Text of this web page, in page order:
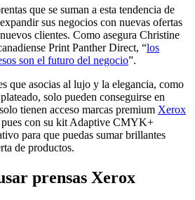
que se suman a esta tendencia de
sus negocios con nuevas ofertas
clientes. Como asegura Christine
Print Panther Direct, “los
son el futuro del negocio”.
que asocias al lujo y la elegancia, como
solo pueden conseguirse en
tienen acceso marcas premium Xerox
pues con su kit Adaptive CMYK+
para que puedas sumar brillantes
de productos.
prensas Xerox